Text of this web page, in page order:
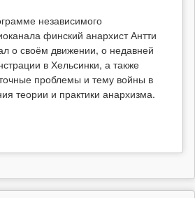
независимого
финский анархист Антти
о своём движении, о недавней
в Хельсинки, а также
проблемы и тему войны в
теории и практики анархизма.